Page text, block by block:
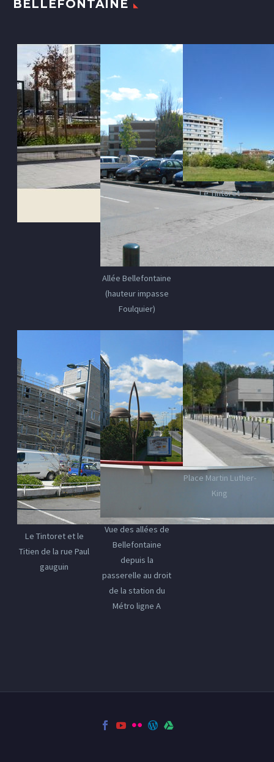
BELLEFONTAINE
Allée Bellefontaine
(hauteur impasse
Foulquier)
Le Tintoret
Le Tintoret et le
Titien de la rue Paul
gauguin
Vue des allées de
Bellefontaine
depuis la
passerelle au droit
de la station du
Métro ligne A
Place Martin Luther-
King